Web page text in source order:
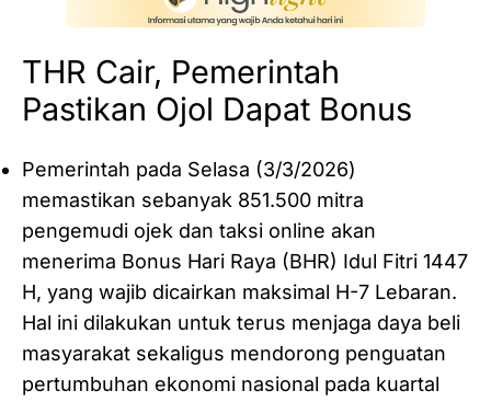
THR Cair, Pemerintah
Pastikan Ojol Dapat Bonus
Pemerintah pada Selasa (3/3/2026)
memastikan sebanyak 851.500 mitra
pengemudi ojek dan taksi online akan
menerima Bonus Hari Raya (BHR) Idul Fitri 1447
H, yang wajib dicairkan maksimal H-7 Lebaran.
Hal ini dilakukan untuk terus menjaga daya beli
masyarakat sekaligus mendorong penguatan
pertumbuhan ekonomi nasional pada kuartal